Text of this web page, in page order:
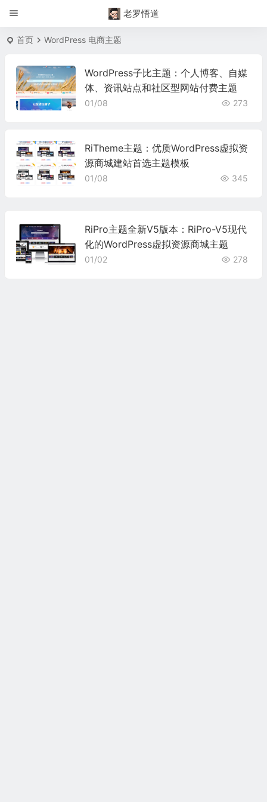
老罗悟道
首页 WordPress 电商主题
WordPress子比主题：个人博客、自媒
体、资讯站点和社区型网站付费主题
01/08 273
RiTheme主题：优质WordPress虚拟资
源商城建站首选主题模板
01/08 345
RiPro主题全新V5版本：RiPro-V5现代
化的WordPress虚拟资源商城主题
01/02 278